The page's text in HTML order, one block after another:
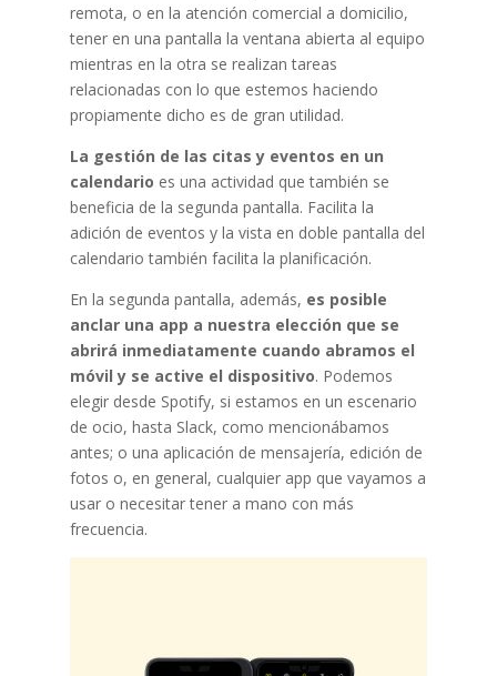
remota, o en la atención comercial a domicilio,
tener en una pantalla la ventana abierta al equipo
mientras en la otra se realizan tareas
relacionadas con lo que estemos haciendo
propiamente dicho es de gran utilidad.
La gestión de las citas y eventos en un
calendario es una actividad que también se
beneficia de la segunda pantalla. Facilita la
adición de eventos y la vista en doble pantalla del
calendario también facilita la planificación.
En la segunda pantalla, además, es posible
anclar una app a nuestra elección que se
abrirá inmediatamente cuando abramos el
móvil y se active el dispositivo. Podemos
elegir desde Spotify, si estamos en un escenario
de ocio, hasta Slack, como mencionábamos
antes; o una aplicación de mensajería, edición de
fotos o, en general, cualquier app que vayamos a
usar o necesitar tener a mano con más
frecuencia.